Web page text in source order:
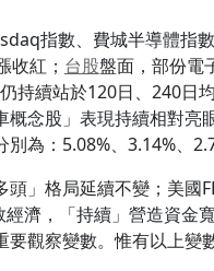
指數、費城半導體指
收紅； 台股盤面，部份電
持續站於120日、240日
念股」表現持續相對亮
為：5.08%、3.14%、
頭」格局延續不變；美國
濟，「持續」營造資
要觀察變數。惟有以上變